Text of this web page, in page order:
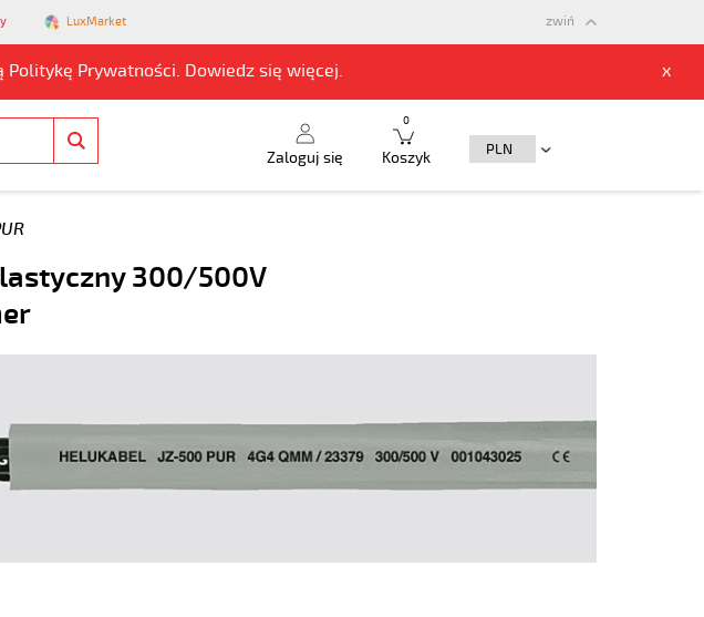
LuxMarket
Politykę Prywatności. Dowiedz się więcej. x
zwiń
Zaloguj się Koszyk
0
300/500V